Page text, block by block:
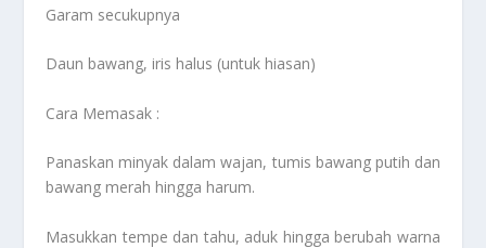
Garam secukupnya
Daun bawang, iris halus (untuk hiasan)
Cara Memasak :
Panaskan minyak dalam wajan, tumis bawang putih dan
bawang merah hingga harum.
Masukkan tempe dan tahu, aduk hingga berubah warna